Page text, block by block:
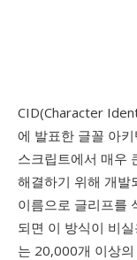
CID(Character
에 발표한 글꼴 아
스크립트에서 매우
해결하기 위해 개발
이름으로 글리프를
되면 이 방식이 비
는 20,000개 이상